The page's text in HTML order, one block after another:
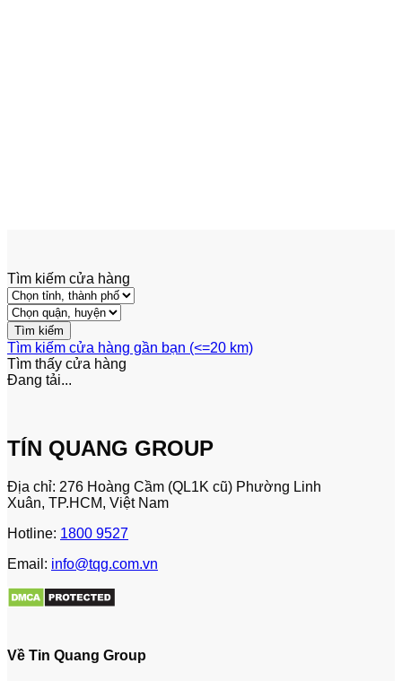
Tìm kiếm cửa hàng
Tìm kiếm cửa hàng gần bạn (<=20 km)
Tìm thấy cửa hàng
Đang tải...
TÍN QUANG GROUP
Địa chỉ: 276 Hoàng Cầm (QL1K cũ) Phường Linh
Xuân, TP.HCM, Việt Nam
Hotline: 1800 9527
Email: info@tqg.com.vn
Về Tin Quang Group